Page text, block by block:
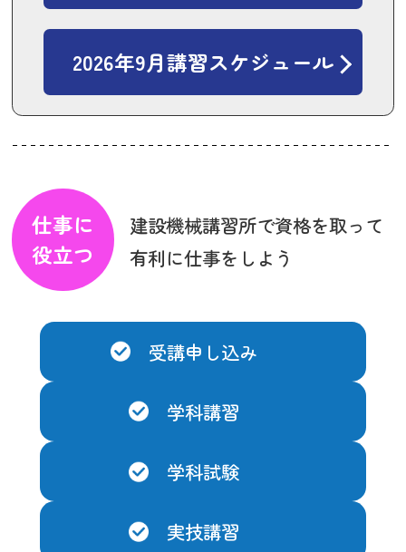
2026年9月講習スケジュール
仕事に
役立つ
建設機械講習所で資格を取って
有利に仕事をしよう
受講申し込み
学科講習
学科試験
実技講習